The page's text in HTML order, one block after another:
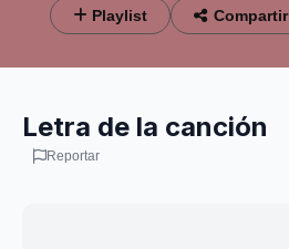
Playlist Compartir
Letra de la canción
Reportar